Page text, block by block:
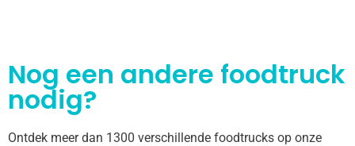
Nog een andere foodtruck
nodig?
Ontdek meer dan 1300 verschillende foodtrucks op onze